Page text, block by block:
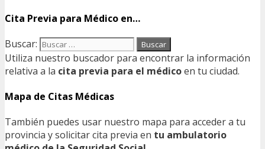
Cita Previa para Médico en…
Buscar:
Utiliza nuestro buscador para encontrar la información
relativa a la cita previa para el médicoen tu ciudad.
Mapa de Citas Médicas
También puedes usar nuestro mapa para acceder a tu
provincia y solicitar cita previa en tu ambulatorio